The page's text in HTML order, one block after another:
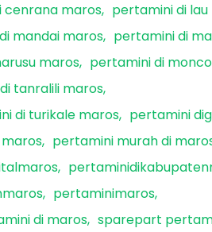
cenrana maros
pertamini di
mandai maros
pertamini di
maros
pertamini di
tanralili maros
di turikale maros
pertamini
pertamini murah di
pertaminimaros
di maros sparepart